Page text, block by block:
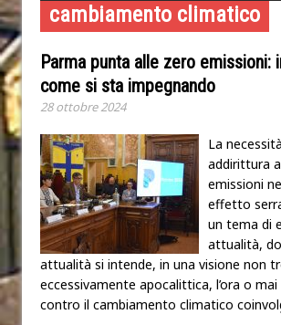
cambiamento climatico
Parma punta alle zero emissioni:
come si sta impegnando
28 ottobre 2024
La
addirittura
emissioni
effetto
un tema di
attualità,
attualità si intende, in una visione non
eccessivamente apocalittica, l’ora o
contro il cambiamento climatico